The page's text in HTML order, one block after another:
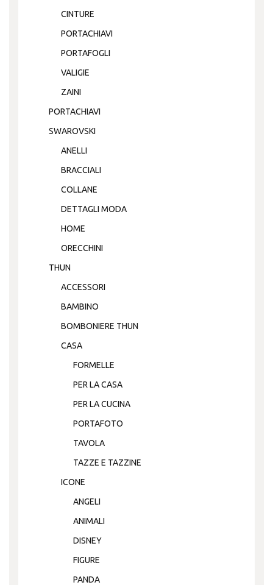
CINTURE
PORTACHIAVI
PORTAFOGLI
VALIGIE
ZAINI
PORTACHIAVI
SWAROVSKI
ANELLI
BRACCIALI
COLLANE
DETTAGLI MODA
HOME
ORECCHINI
THUN
ACCESSORI
BAMBINO
BOMBONIERE THUN
CASA
FORMELLE
PER LA CASA
PER LA CUCINA
PORTAFOTO
TAVOLA
TAZZE E TAZZINE
ICONE
ANGELI
ANIMALI
DISNEY
FIGURE
PANDA